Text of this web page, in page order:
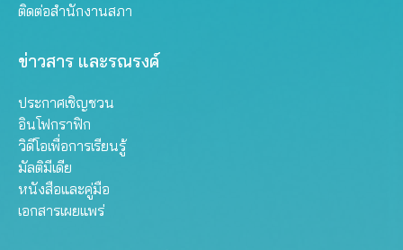
ติดต่อสำนักงานสภา
ข่าวสาร และรณรงค์
ประกาศเชิญชวน
อินโฟกราฟิก
วิดีโอเพื่อการเรียนรู้
มัลติมีเดีย
หนังสือและคู่มือ
เอกสารเผยแพร่